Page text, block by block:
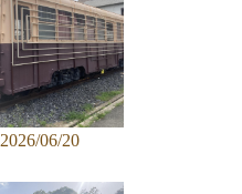
2026/06/20